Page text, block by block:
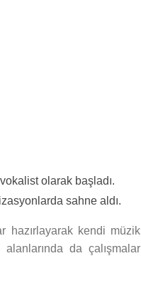
vokalist olarak başladı.
sahne aldı.
hazırlayarak kendi müzik
alanlarında da çalışmalar